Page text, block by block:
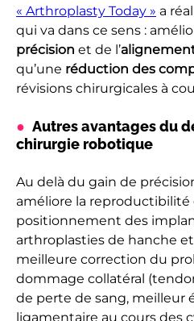
« Arthroplasty Today » a
qui va dans ce sens :
précision et de l’
qu’une réduction des
révisions chirurgicales à
Autres avantages du
chirurgie robotique
Au delà du gain de
améliore la
positionnement des
arthroplasties de hanche
meilleure correction du
dommage collatéral
de perte de sang, meilleur
ligamentaire au cours des